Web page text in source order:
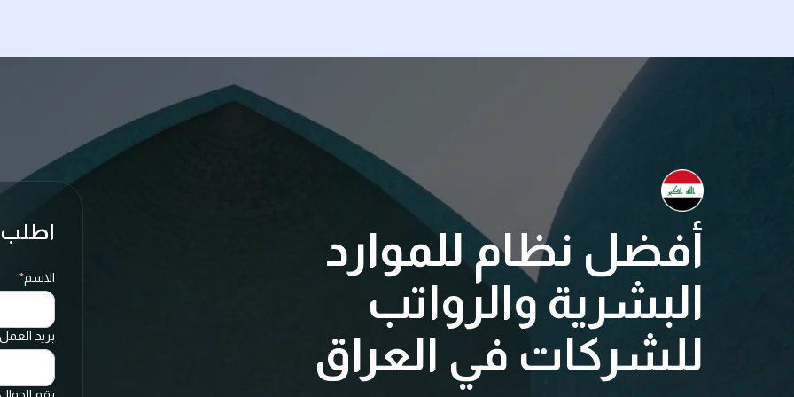
أفضل نظام للموارد
البشرية والرواتب
للشركات في العراق
الاسم*
بريد